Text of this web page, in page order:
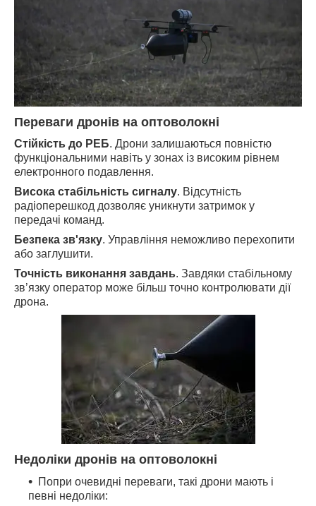
Переваги дронів на оптоволокні
Стійкість до РЕБ. Дрони залишаються повністю
функціональними навіть у зонах із високим рівнем
електронного подавлення.
Висока стабільність сигналу. Відсутність
радіоперешкод дозволяє уникнути затримок у
передачі команд.
Безпека зв'язку. Управління неможливо перехопити
або заглушити.
Точність виконання завдань. Завдяки стабільному
зв’язку оператор може більш точно контролювати дії
дрона.
Недоліки дронів на оптоволокні
Попри очевидні переваги, такі дрони мають і
певні недоліки: